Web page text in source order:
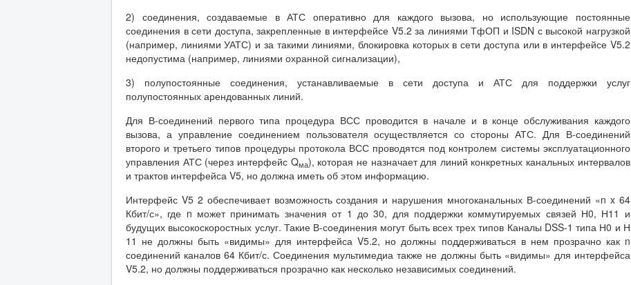
2) соединения, создаваемые в АТС оперативно для каждого вызова, но использующие постоянные
соединения в сети доступа, закрепленные в интерфейсе V5.2 за линиями ТфОП и ISDN с высокой нагрузкой
(например, линиями УАТС) и за такими линиями, блокировка которых в сети доступа или в интерфейсе V5.2
недопустима (например, линиями охранной сигнализации),
3) полупостоянные соединения, устанавливаемые в сети доступа и АТС для поддержки услуг
полупостоянных арендованных линий.
Для В-соединений первого типа процедура ВСС проводится в начале и в конце обслуживания каждого
вызова, а управление соединением пользователя осуществляется со стороны АТС. Для В-соединений
второго и третьего типов процедуры протокола ВСС проводятся под контролем системы эксплуатационного
управления АТС (через интерфейс Qма), которая не назначает для линий конкретных канальных интервалов
и трактов интерфейса V5, но должна иметь об этом информацию.
Интерфейс V5 2 обеспечивает возможность создания и нарушения многоканальных В-соединений «n x 64
Кбит/с», где n может принимать значения от 1 до 30, для поддержки коммутируемых связей Н0, Н11 и
будущих высокоскоростных услуг. Такие В-соединения могут быть всех трех типов Каналы DSS-1 типа Н0 и Н
11 не должны быть «видимы» для интерфейса V5.2, но должны поддерживаться в нем прозрачно как n
соединений каналов 64 Кбит/с. Соединения мультимедиа также не должны быть «видимы» для интерфейса
V5.2, но должны поддерживаться прозрачно как несколько независимых соединений.